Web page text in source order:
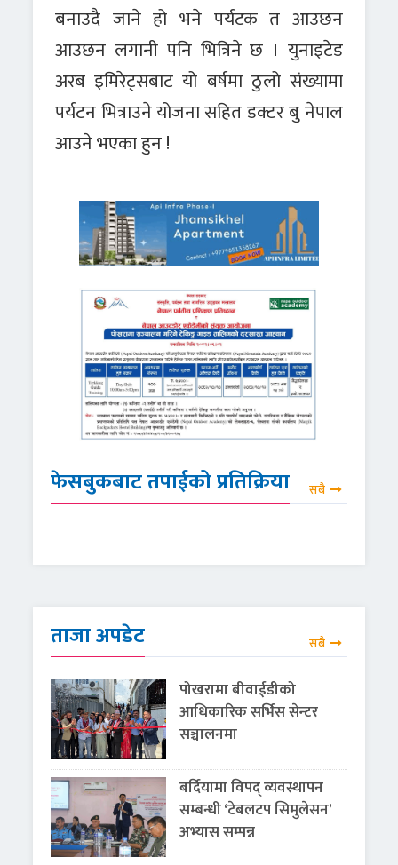
बनाउदै जाने हो भने पर्यटक त आउछन
आउछन लगानी पनि भित्रिने छ । युनाइटेड
अरब इमिरेट्सबाट यो बर्षमा ठुलो संख्यामा
पर्यटन भित्राउने योजना सहित डक्टर बु नेपाल
आउने भएका हुन !
फेसबुकबाट तपाईको प्रतिक्रिया सबै
ताजा अपडेट सबै
पोखरामा बीवाईडीको
आधिकारिक सर्भिस सेन्टर
सञ्चालनमा
बर्दियामा विपद् व्यवस्थापन
सम्बन्धी ‘टेबलटप सिमुलेसन’
अभ्यास सम्पन्न